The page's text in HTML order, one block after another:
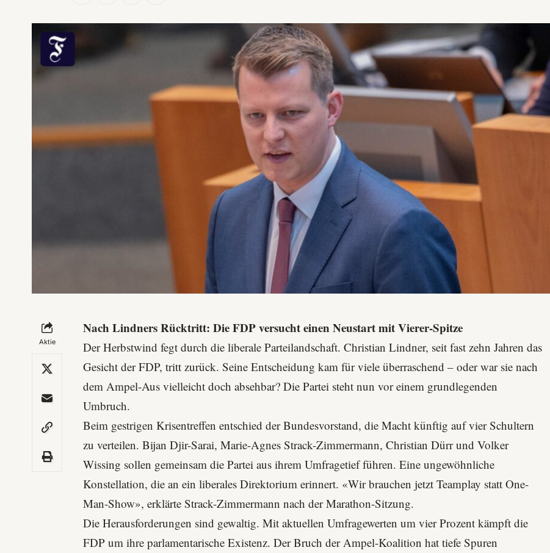
Aktie
Nach Lindners Rücktritt: Die FDP versucht einen Neustart mit Vierer-Spitze
Der Herbstwind fegt durch die liberale Parteilandschaft. Christian Lindner, seit fast zehn Jahren das
Gesicht der FDP, tritt zurück. Seine Entscheidung kam für viele überraschend – oder war sie nach
dem Ampel-Aus vielleicht doch absehbar? Die Partei steht nun vor einem grundlegenden
Umbruch.
Beim gestrigen Krisentreffen entschied der Bundesvorstand, die Macht künftig auf vier Schultern
zu verteilen. Bijan Djir-Sarai, Marie-Agnes Strack-Zimmermann, Christian Dürr und Volker
Wissing sollen gemeinsam die Partei aus ihrem Umfragetief führen. Eine ungewöhnliche
Konstellation, die an ein liberales Direktorium erinnert. «Wir brauchen jetzt Teamplay statt One-
Man-Show», erklärte Strack-Zimmermann nach der Marathon-Sitzung.
Die Herausforderungen sind gewaltig. Mit aktuellen Umfragewerten um vier Prozent kämpft die
FDP um ihre parlamentarische Existenz. Der Bruch der Ampel-Koalition hat tiefe Spuren